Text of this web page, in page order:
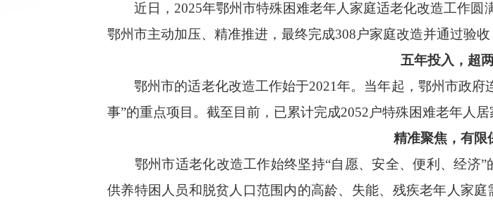
近日，2025年鄂州市特殊困难老年人家庭适老化改造工作圆
鄂州市主动加压、精准推进，最终完成308户家庭改造并通过验收
五年投入，超
鄂州市的适老化改造工作始于2021年。当年起，鄂州市政府
事”的重点项目。截至目前，已累计完成2052户特殊困难老年人
精准聚焦，有限
鄂州市适老化改造工作始终坚持“自愿、安全、便利、经济”
供养特困人员和脱贫人口范围内的高龄、失能、残疾老年人家